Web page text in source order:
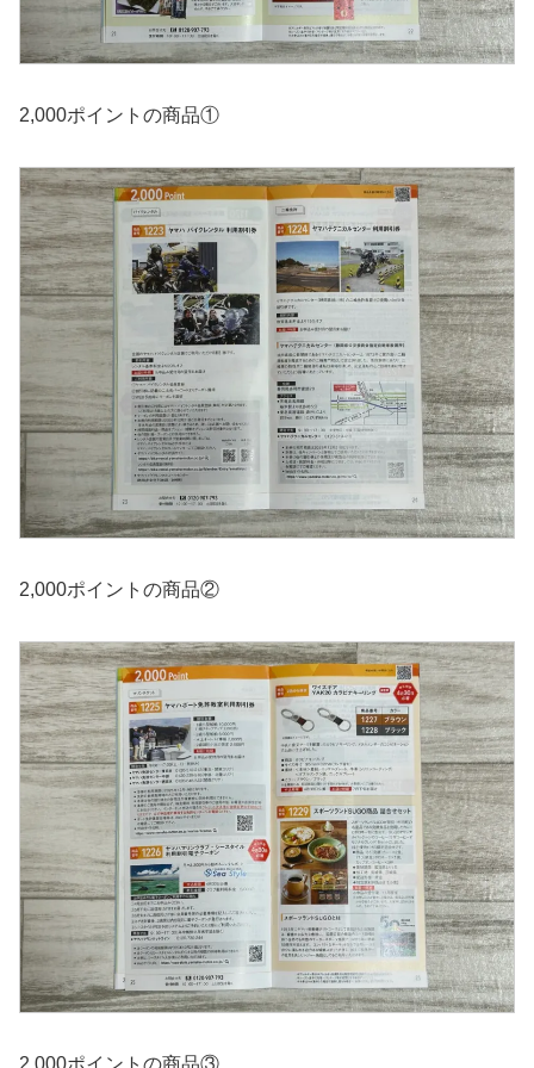
2,000ポイントの商品①
2,000ポイントの商品②
2,000ポイントの商品③